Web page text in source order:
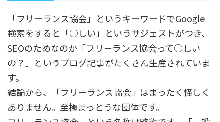
「フリーランス協会」というキーワードでGoogle
検索をすると「○しい」というサジェストがつき、
SEOのためなのか「フリーランス協会って○しい
の？」というブログ記事がたくさん生産されていま
す。
結論から、「フリーランス協会」はまったく怪しく
ありません。至極まっとうな団体です。